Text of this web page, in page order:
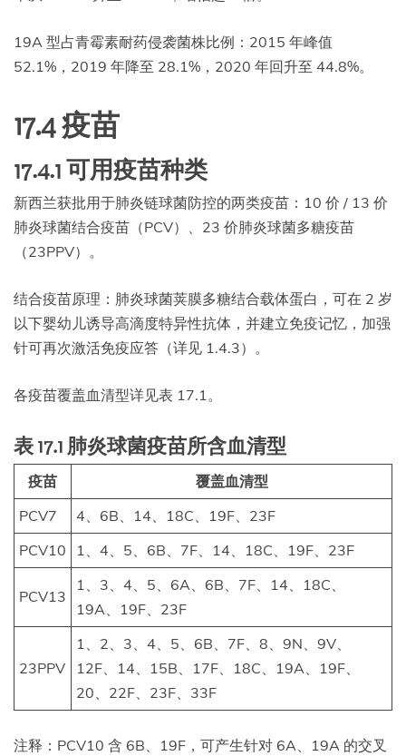
19A 型占青霉素耐药侵袭菌株比例：2015 年峰值
52.1%，2019 年降至 28.1%，2020 年回升至 44.8%。
17.4 疫苗
17.4.1 可用疫苗种类
新西兰获批用于肺炎链球菌防控的两类疫苗：10 价 / 13 价
肺炎球菌结合疫苗（PCV）、23 价肺炎球菌多糖疫苗
（23PPV）。
结合疫苗原理：肺炎球菌荚膜多糖结合载体蛋白，可在 2 岁
以下婴幼儿诱导高滴度特异性抗体，并建立免疫记忆，加强
针可再次激活免疫应答（详见 1.4.3）。
各疫苗覆盖血清型详见表 17.1。
表 17.1 肺炎球菌疫苗所含血清型
疫苗
覆盖血清型
PCV7
4、6B、14、18C、19F、23F
PCV10
1、4、5、6B、7F、14、18C、19F、23F
PCV13
1、3、4、5、6A、6B、7F、14、18C、
19A、19F、23F
23PPV
1、2、3、4、5、6B、7F、8、9N、9V、
12F、14、15B、17F、18C、19A、19F、
20、22F、23F、33F
注释：PCV10 含 6B、19F，可产生针对 6A、19A 的交叉